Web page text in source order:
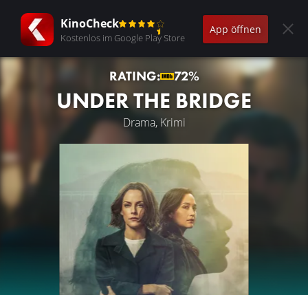
KinoCheck
Kostenlos im Google Play Store
App öffnen
RATING: 72%
UNDER THE BRIDGE
Drama, Krimi